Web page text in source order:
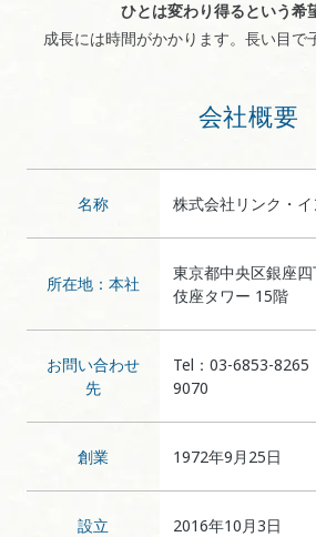
ひとは変わり得るという希
成長には時間がかかります。長い目で
会社概要
名称 株式会社リンク・
所在地：本社
東京都中央区銀座
伎座タワー 15階
お問い合わせ
先
Tel：03-6853-
9070
創業 1972年9月25日
設立 2016年10月3日